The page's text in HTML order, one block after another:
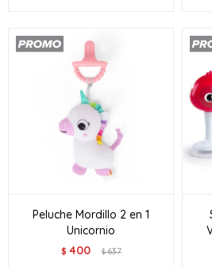
Peluche Mordillo 2 en 1
Unicornio
$ 400 $637